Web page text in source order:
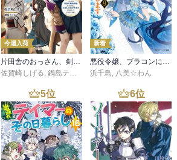
今週入荷
片田舎のおっさん、剣聖になる 11 ～ただの田舎の剣術師範だったのに、大成した弟子たちが俺を放ってくれない件～
佐賀崎しげる, 鍋島テツヒロ
新着
悪役令嬢、ブラコンにジョブチェンジします９【電子特典付き】
浜千鳥, 八美☆わん
5位 6位